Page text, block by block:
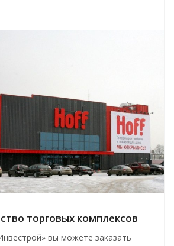
торговых комплексов
вы можете заказать